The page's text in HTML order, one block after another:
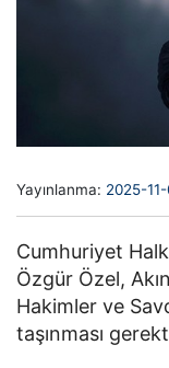
Yayınlanma: 2025-
Cumhuriyet
Özgür Özel,
Hakimler ve
taşınması